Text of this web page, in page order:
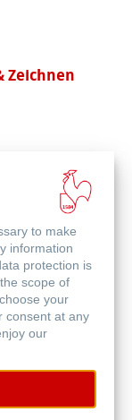
Zeichnen
to make
information
protection is
scope of
your
consent at any
our